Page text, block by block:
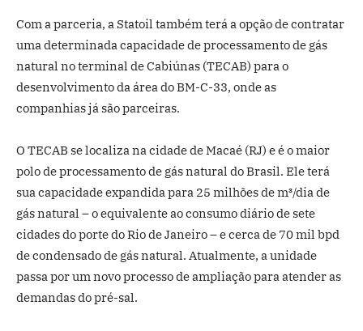
Com a parceria, a Statoil também terá a opção de contratar
uma determinada capacidade de processamento de gás
natural no terminal de Cabiúnas (TECAB) para o
desenvolvimento da área do BM-C-33, onde as
companhias já são parceiras.
O TECAB se localiza na cidade de Macaé (RJ) e é o maior
polo de processamento de gás natural do Brasil. Ele terá
sua capacidade expandida para 25 milhões de m³/dia de
gás natural – o equivalente ao consumo diário de sete
cidades do porte do Rio de Janeiro – e cerca de 70 mil bpd
de condensado de gás natural. Atualmente, a unidade
passa por um novo processo de ampliação para atender as
demandas do pré-sal.